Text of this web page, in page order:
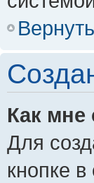
Как мне
Для
кнопке